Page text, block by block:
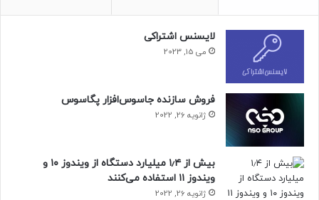
Mi 11i
Mi 11X
Mi 11X Pro
Xiaomi 11i / Hypercharge
Xiaomi 11T / Pro
Mi 11 Lite 4G/5G/LE/Lite NE 5G
Xiaomi 12S
Xiaomi 12S Pro
Xiaomi 12 Pro Dimensity Edition
لایسنس اشتراکی
می 15, 2023
فروش سازنده جاسوس‌افزار پگاسوس
ژانویه 26, 2022
بیش از ۱٫۴ میلیارد دستگاه از ویندوز ۱۰ و
ویندوز ۱۱ استفاده می‌کنند
ژانویه 26, 2022